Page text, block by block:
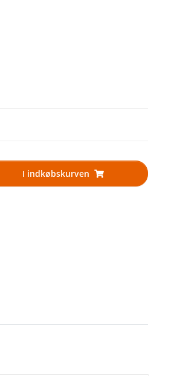
I indkøbskurven